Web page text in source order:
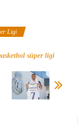
Ligi
süper ligi